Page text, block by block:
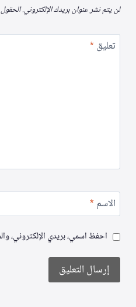
لن يتم نشر عنوان بريدك الإلكتروني.الحقول
تعليق*
الاسم*
احفظ اسمي، بريدي الإلكتروني،